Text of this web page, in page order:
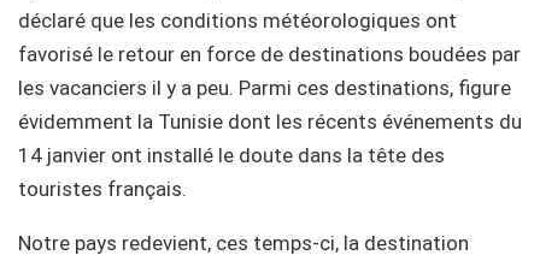
déclaré que les conditions météorologiques ont
favorisé le retour en force de destinations boudées par
les vacanciers il y a peu. Parmi ces destinations, figure
évidemment la Tunisie dont les récents événements du
14 janvier ont installé le doute dans la tête des
touristes français.
Notre pays redevient, ces temps-ci, la destination